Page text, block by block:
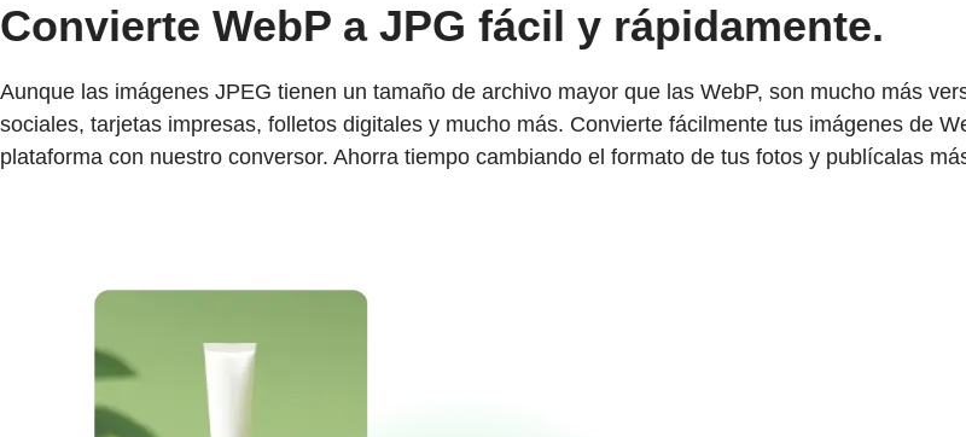
Convierte WebP a JPG fácil y rápidamente.
Aunque las imágenes JPEG tienen un tamaño de archivo mayor que las WebP, son mucho más
sociales, tarjetas impresas, folletos digitales y mucho más. Convierte fácilmente tus imágenes de
plataforma con nuestro conversor. Ahorra tiempo cambiando el formato de tus fotos y publícalas